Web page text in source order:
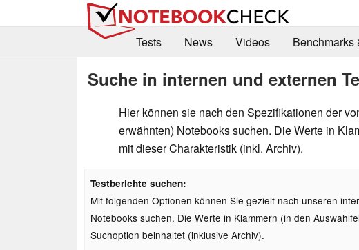
Tests
News Videos Benchmarks
Suche in internen und externen
Hier können sie nach den Spezifikationen der
erwähnten) Notebooks suchen. Die Werte in
mit dieser Charakteristik (inkl. Archiv).
Testberichte suchen:
Mit folgenden Optionen können Sie gezielt nach unseren
Notebooks suchen. Die Werte in Klammern (in den
Suchoption beinhaltet (inklusive Archiv).